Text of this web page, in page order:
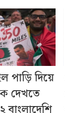
পাড়ি দিয়ে
দেখতে